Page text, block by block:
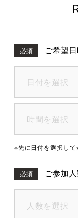
必須 ご希望
※先に日付を選択して
必須 ご参加人